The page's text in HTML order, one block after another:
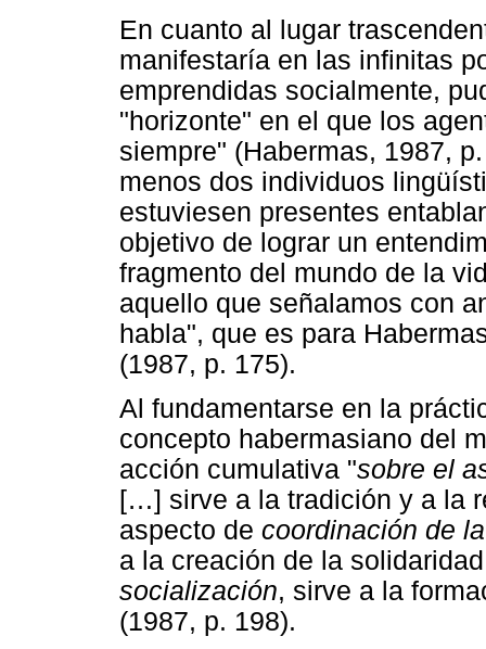
En cuanto al lugar
manifestaría en las infinitas
emprendidas socialmente,
"horizonte" en el que los
siempre" (Habermas, 1987,
menos dos individuos
estuviesen presentes
objetivo de lograr un
fragmento del mundo de la
aquello que señalamos con
habla", que es para
(1987, p. 175).
Al fundamentarse en la
concepto habermasiano del
acción cumulativa "sobre el
[…] sirve a la tradición y a la
aspecto de coordinación de
a la creación de la
socialización, sirve a la
(1987, p. 198).